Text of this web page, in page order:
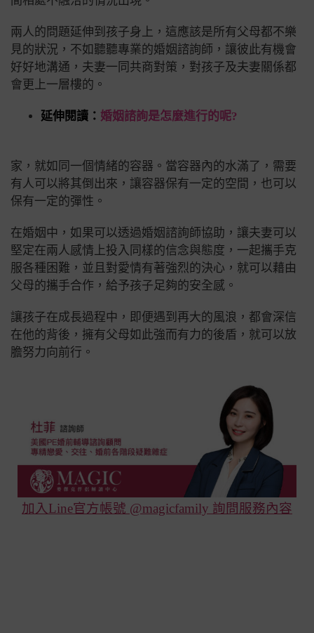
兩人的問題延伸到孩子身上，這應該是所有父母都不樂
見的狀況，不如聽聽專業的婚姻諮詢師，讓彼此有機會
好好地溝通，夫妻一同共商對策，對孩子及夫妻關係都
會更上一層樓的。
延伸閱讀： 婚姻諮詢是怎麼進行的呢?
家，就如同一個情緒的容器。當容器內的水滿了，需要
有人可以將其倒出來，讓容器保有一定的空間，也可以
保有一定的彈性。
在婚姻中，如果可以透過婚姻諮詢師協助，讓夫妻可以
堅定在兩人感情上投入同樣的信念與態度，一起攜手克
服各種困難，並且對愛情有著強烈的決心，就可以藉由
父母的攜手合作，給予孩子足夠的安全感。
讓孩子在成長過程中，即便遇到再大的風浪，都會深信
在他的背後，擁有父母如此強而有力的後盾，就可以放
膽努力向前行。
加入Line官方帳號 @magicfamily 詢問服務內容